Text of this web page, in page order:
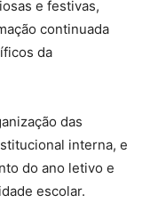
e festivas,
continuada
da
das
interna, e
do ano letivo e
escolar.